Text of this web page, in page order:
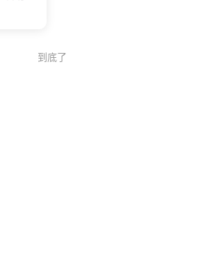
到底了